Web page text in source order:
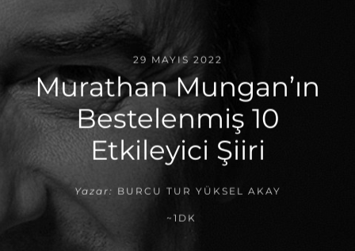
29 MAYIS 2022
Murathan Mungan’ın
Bestelenmiş 10
Etkileyici Şiiri
Yazar: BURCU TUR YÜKSEL AKAY
~1DK